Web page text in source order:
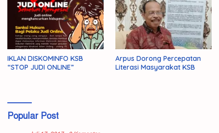
IKLAN DISKOMINFO KSB
“STOP JUDI ONLINE”
Arpus Dorong Percepatan
Literasi Masyarakat KSB
Popular Post